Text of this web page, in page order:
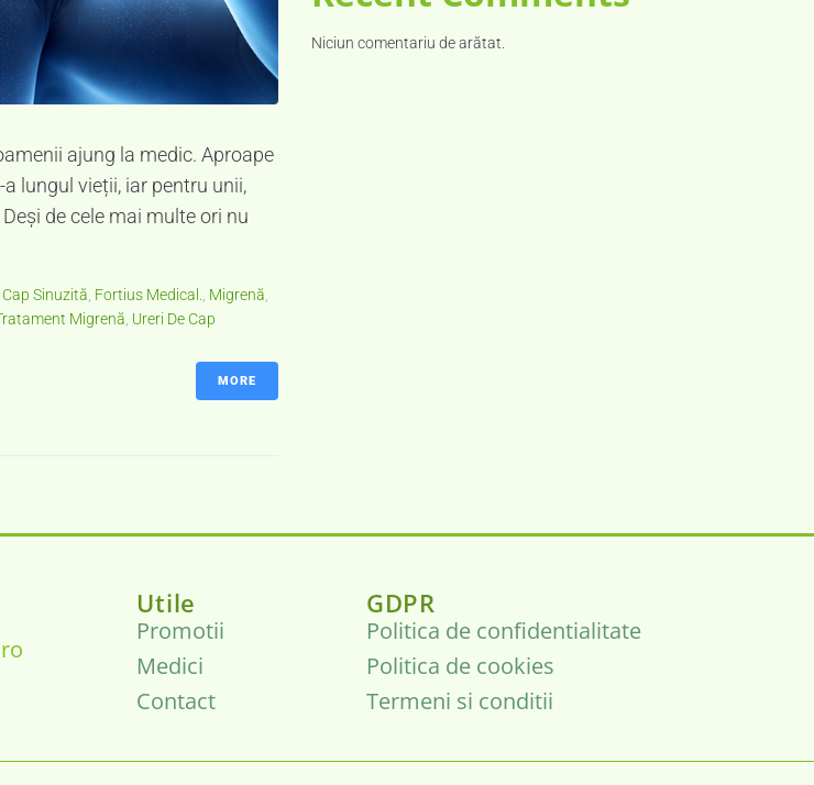
ajung la medic. Aproape
lungul vieții, iar pentru unii,
de cele mai multe ori nu
Cap Sinuzită, Fortius Medical., Migrenă,
Migrenă, Ureri De Cap
MORE
Niciun comentariu de arătat.
Utile
Promotii
Medici
Contact
GDPR
Politica de confidentialitate
Politica de cookies
Termeni si conditii